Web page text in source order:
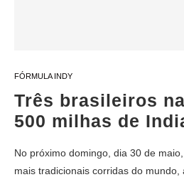
FÓRMULA INDY
Três brasileiros
500 milhas de
No próximo domingo, dia 30 de
mais tradicionais corridas do mundo,